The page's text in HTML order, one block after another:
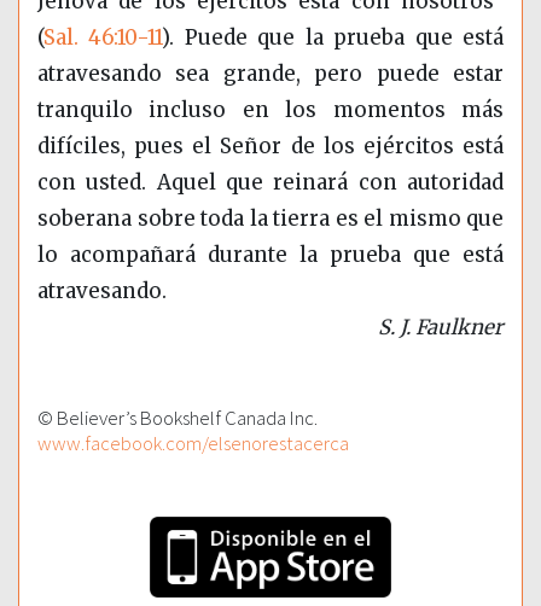
(Sal. 46:10-11). Puede que la prueba que está
atravesando sea grande, pero puede estar
tranquilo incluso en los momentos más
difíciles, pues el Señor de los ejércitos está
con usted. Aquel que reinará con autoridad
soberana sobre toda la tierra es el mismo que
lo acompañará durante la prueba que está
atravesando.
S. J. Faulkner
© Believer’s Bookshelf Canada Inc.
www.facebook.com/elsenorestacerca